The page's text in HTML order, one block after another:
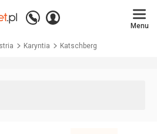
Zadzwoń
+48 71 771 76 55
Zaloguj
Menu
Karyntia Katschberg